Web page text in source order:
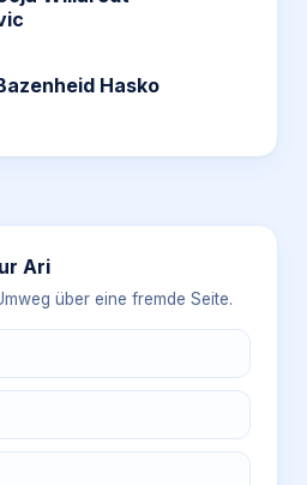
Hasko
Ari
über eine fremde Seite.